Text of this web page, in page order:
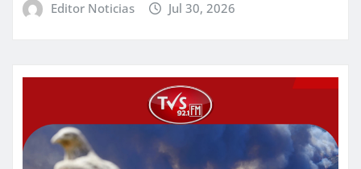
Editor Noticias Jul 30, 2026